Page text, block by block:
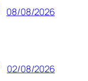
08/08/2026
02/08/2026